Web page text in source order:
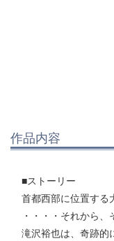
作品内容
■ストーリー
首都西部に位置する
・・・・それから、
滝沢裕也は、奇跡的